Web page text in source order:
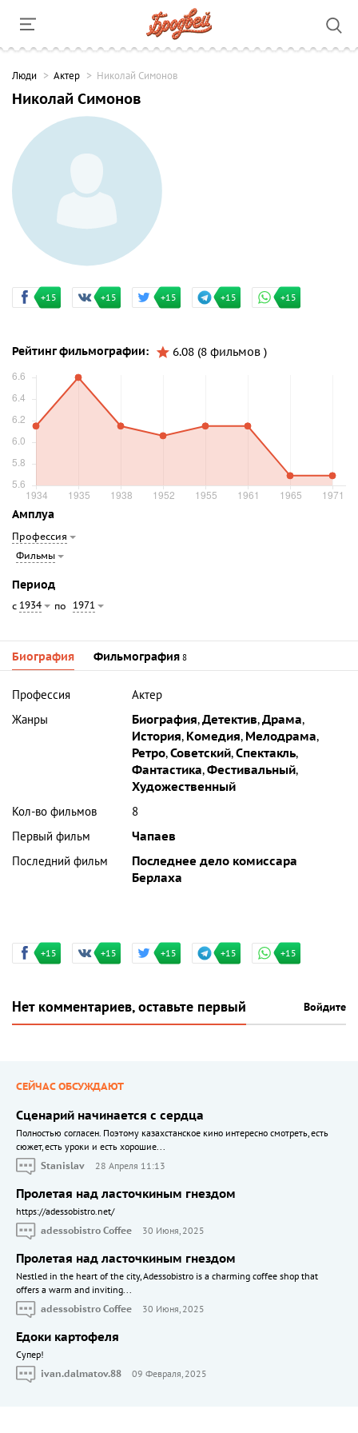
Люди Актер Николай Симонов
Николай Симонов
+15 +15 +15 +15 +15
Рейтинг фильмографии: 6.08 (8 фильмов )
Амплуа
Профессия
Фильмы
Период
с 1934 по 1971
Биография Фильмография 8
Профессия
Актер
Жанры
Биография,Детектив,Драма,
История, Комедия, Мелодрама,
Ретро,Советский,Спектакль,
Фантастика,Фестивальный,
Художественный
Кол-во фильмов
8
Первый фильм
Чапаев
Последний фильм
Последнее дело комиссара
Берлаха
+15 +15 +15 +15 +15
Нет комментариев, оставьте первый Войдите
СЕЙЧАС ОБСУЖДАЮТ
Сценарий начинается с сердца
Полностью согласен. Поэтому казахстанское кино интересно смотреть, есть
сюжет, есть уроки и есть хорошие...
Stanislav
28 Апреля 11:13
Пролетая над ласточкиным гнездом
https://adessobistro.net/
adessobistro Coffee
30 Июня, 2025
Пролетая над ласточкиным гнездом
Nestled in the heart of the city, Adessobistro is a charming coffee shop that
offers a warm and inviting...
adessobistro Coffee
30 Июня, 2025
Едоки картофеля
Cупер!
ivan.dalmatov.88
09 Февраля, 2025